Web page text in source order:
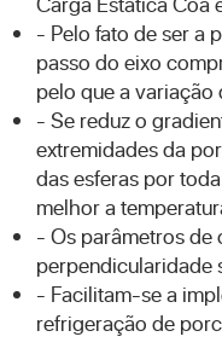
- Pelo fato de ser a
passo do eixo
pelo que a
- Se reduz o
extremidades da
das esferas por
melhor a
- Os parâmetros de
perpendicularidade
- Facilitam-se a
refrigeração de